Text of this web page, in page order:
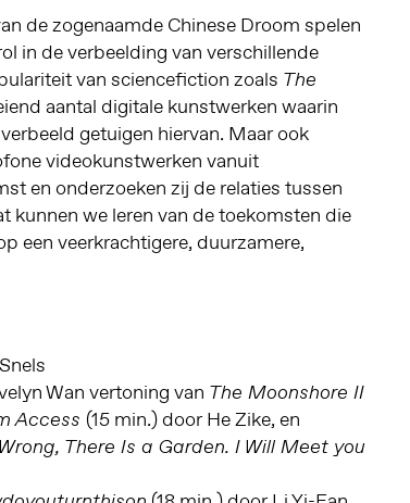
de zogenaamde Chinese Droom spelen
in de verbeelding van verschillende
van sciencefiction zoals The
aantal digitale kunstwerken waarin
getuigen hiervan. Maar ook
videokunstwerken vanuit
en onderzoeken zij de relaties tussen
kunnen we leren van de toekomsten die
een veerkrachtigere, duurzamere,
Wan vertoning van The Moonshore II
Access (15 min.) door He Zike, en
There Is a Garden. I Will Meet you